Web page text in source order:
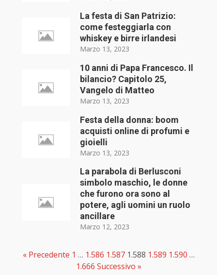
La festa di San Patrizio:
come festeggiarla con
whiskey e birre irlandesi
Marzo 13, 2023
10 anni di Papa Francesco. Il
bilancio? Capitolo 25,
Vangelo di Matteo
Marzo 13, 2023
Festa della donna: boom
acquisti online di profumi e
gioielli
Marzo 13, 2023
La parabola di Berlusconi
simbolo maschio, le donne
che furono ora sono al
potere, agli uomini un ruolo
ancillare
Marzo 12, 2023
« Precedente 1 … 1.586 1.587 1.588 1.589 1.590 …
1.666 Successivo »